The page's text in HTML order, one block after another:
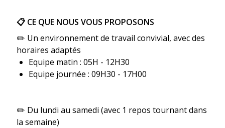
📋 CE QUE NOUS VOUS PROPOSONS
✏️ Un environnement de travail convivial, avec des
horaires adaptés
Equipe matin : 05H - 12H30
Equipe journée : 09H30 - 17H00
✏️ Du lundi au samedi (avec 1 repos tournant dans
la semaine)